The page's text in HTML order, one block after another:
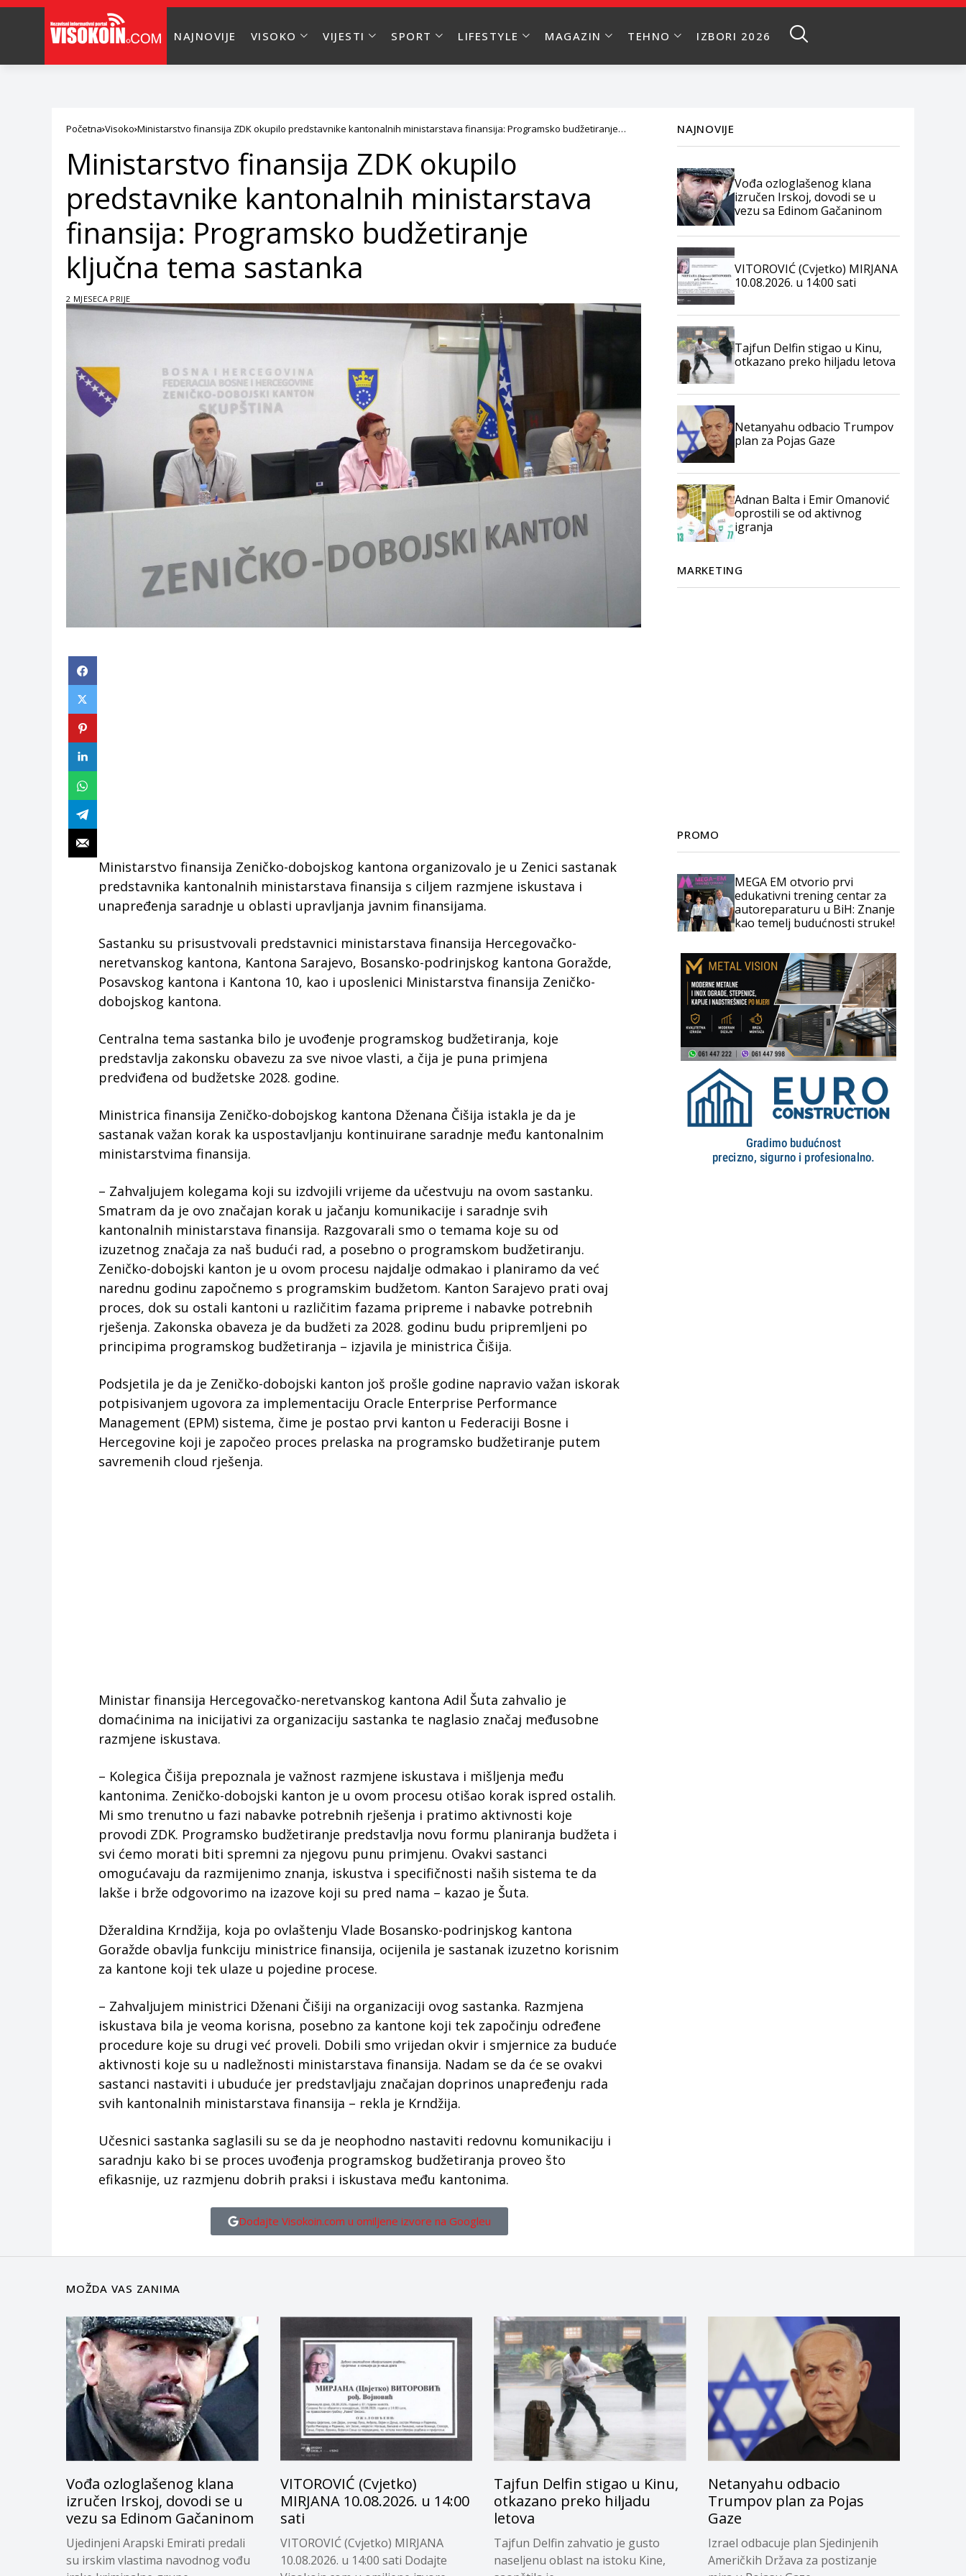
NAJNOVIJE VISOKO VIJESTI SPORT LIFESTYLE MAGAZIN TEHNO IZBORI 2026
Početna Visoko Ministarstvo finansija ZDK okupilo predstavnike kantonalnih ministarstava finansija: Programsko budžetiranje
Ministarstvo finansija ZDK okupilo
predstavnike kantonalnih ministarstava
finansija: Programsko budžetiranje
ključna tema sastanka
2 MJESECA PRIJE
Ministarstvo finansija Zeničko-dobojskog kantona organizovalo je u Zenici sastanak
predstavnika kantonalnih ministarstava finansija s ciljem razmjene iskustava i
unapređenja saradnje u oblasti upravljanja javnim finansijama.
Sastanku su prisustvovali predstavnici ministarstava finansija Hercegovačko-
neretvanskog kantona, Kantona Sarajevo, Bosansko-podrinjskog kantona Goražde,
Posavskog kantona i Kantona 10, kao i uposlenici Ministarstva finansija Zeničko-
dobojskog kantona.
Centralna tema sastanka bilo je uvođenje programskog budžetiranja, koje
predstavlja zakonsku obavezu za sve nivoe vlasti, a čija je puna primjena
predviđena od budžetske 2028. godine.
Ministrica finansija Zeničko-dobojskog kantona Dženana Čišija istakla je da je
sastanak važan korak ka uspostavljanju kontinuirane saradnje među kantonalnim
ministarstvima finansija.
– Zahvaljujem kolegama koji su izdvojili vrijeme da učestvuju na ovom sastanku.
Smatram da je ovo značajan korak u jačanju komunikacije i saradnje svih
kantonalnih ministarstava finansija. Razgovarali smo o temama koje su od
izuzetnog značaja za naš budući rad, a posebno o programskom budžetiranju.
Zeničko-dobojski kanton je u ovom procesu najdalje odmakao i planiramo da već
narednu godinu započnemo s programskim budžetom. Kanton Sarajevo prati ovaj
proces, dok su ostali kantoni u različitim fazama pripreme i nabavke potrebnih
rješenja. Zakonska obaveza je da budžeti za 2028. godinu budu pripremljeni po
principima programskog budžetiranja – izjavila je ministrica Čišija.
Podsjetila je da je Zeničko-dobojski kanton još prošle godine napravio važan iskorak
potpisivanjem ugovora za implementaciju Oracle Enterprise Performance
Management (EPM) sistema, čime je postao prvi kanton u Federaciji Bosne i
Hercegovine koji je započeo proces prelaska na programsko budžetiranje putem
savremenih cloud rješenja.
Ministar finansija Hercegovačko-neretvanskog kantona Adil Šuta zahvalio je
domaćinima na inicijativi za organizaciju sastanka te naglasio značaj međusobne
razmjene iskustava.
– Kolegica Čišija prepoznala je važnost razmjene iskustava i mišljenja među
kantonima. Zeničko-dobojski kanton je u ovom procesu otišao korak ispred ostalih.
Mi smo trenutno u fazi nabavke potrebnih rješenja i pratimo aktivnosti koje
provodi ZDK. Programsko budžetiranje predstavlja novu formu planiranja budžeta i
svi ćemo morati biti spremni za njegovu punu primjenu. Ovakvi sastanci
omogućavaju da razmijenimo znanja, iskustva i specifičnosti naših sistema te da
lakše i brže odgovorimo na izazove koji su pred nama – kazao je Šuta.
Džeraldina Krndžija, koja po ovlaštenju Vlade Bosansko-podrinjskog kantona
Goražde obavlja funkciju ministrice finansija, ocijenila je sastanak izuzetno korisnim
za kantone koji tek ulaze u pojedine procese.
– Zahvaljujem ministrici Dženani Čišiji na organizaciji ovog sastanka. Razmjena
iskustava bila je veoma korisna, posebno za kantone koji tek započinju određene
procedure koje su drugi već proveli. Dobili smo vrijedan okvir i smjernice za buduće
aktivnosti koje su u nadležnosti ministarstava finansija. Nadam se da će se ovakvi
sastanci nastaviti i ubuduće jer predstavljaju značajan doprinos unapređenju rada
svih kantonalnih ministarstava finansija – rekla je Krndžija.
Učesnici sastanka saglasili su se da je neophodno nastaviti redovnu komunikaciju i
saradnju kako bi se proces uvođenja programskog budžetiranja proveo što
efikasnije, uz razmjenu dobrih praksi i iskustava među kantonima.
Dodajte Visokoin.com u omiljene izvore na Googleu
NAJNOVIJE
Vođa ozloglašenog klana
izručen Irskoj, dovodi se u
vezu sa Edinom Gačaninom
VITOROVIĆ (Cvjetko) MIRJANA
10.08.2026. u 14:00 sati
Tajfun Delfin stigao u Kinu,
otkazano preko hiljadu letova
Netanyahu odbacio Trumpov
plan za Pojas Gaze
Adnan Balta i Emir Omanović
oprostili se od aktivnog
igranja
MARKETING
PROMO
MEGA EM otvorio prvi
edukativni trening centar za
autoreparaturu u BiH: Znanje
kao temelj budućnosti struke!
MOŽDA VAS ZANIMA
Vođa ozloglašenog klana
izručen Irskoj, dovodi se u
vezu sa Edinom Gačaninom
Ujedinjeni Arapski Emirati predali
su irskim vlastima navodnog vođu
VITOROVIĆ (Cvjetko)
MIRJANA 10.08.2026. u 14:00
sati
VITOROVIĆ (Cvjetko) MIRJANA
10.08.2026. u 14:00 sati Dodajte
Tajfun Delfin stigao u Kinu,
otkazano preko hiljadu
letova
Tajfun Delfin zahvatio je gusto
naseljenu oblast na istoku Kine,
Netanyahu odbacio
Trumpov plan za Pojas
Gaze
Izrael odbacuje plan Sjedinjenih
Američkih Država za postizanje